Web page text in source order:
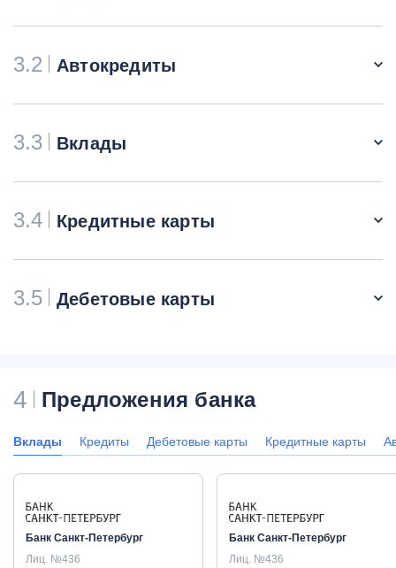
3.2 Автокредиты
3.3 Вклады
3.4 Кредитные карты
3.5 Дебетовые карты
4 Предложения банка
Вклады Кредиты Дебетовые карты Кредитные карты
Банк Санкт-Петербург
Лиц. №436
Банк Санкт-Петербург
Лиц. №436